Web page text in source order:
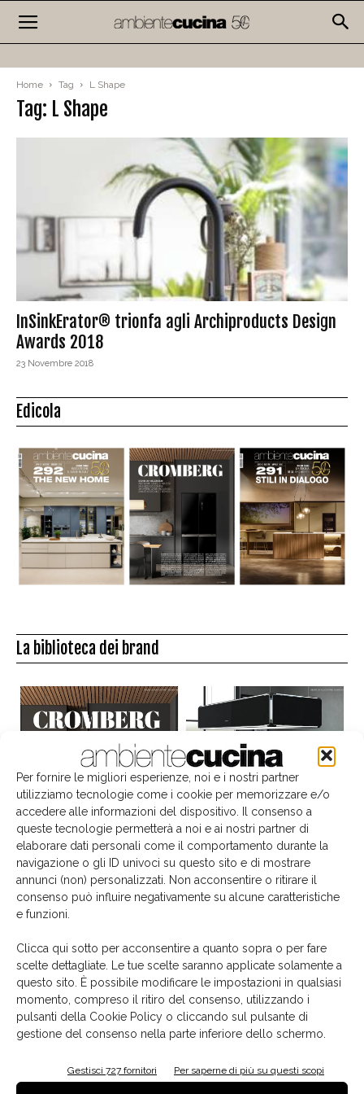
Per fornire le migliori esperienze, noi e i nostri partner
utilizziamo tecnologie come i cookie per memorizzare e/o
accedere alle informazioni del dispositivo. Il consenso a
queste tecnologie permetterà a noi e ai nostri partner di
elaborare dati personali come il comportamento durante la
navigazione o gli ID univoci su questo sito e di mostrare
annunci (non) personalizzati. Non acconsentire o ritirare il
consenso può influire negativamente su alcune caratteristiche
e funzioni.
Clicca qui sotto per acconsentire a quanto sopra o per fare
scelte dettagliate. Le tue scelte saranno applicate solamente a
questo sito. È possibile modificare le impostazioni in qualsiasi
momento, compreso il ritiro del consenso, utilizzando i
pulsanti della Cookie Policy o cliccando sul pulsante di
gestione del consenso nella parte inferiore dello schermo.
Gestisci 727 fornitori Per saperne di più su questi scopi
Home Tag L Shape
Tag: L Shape
InSinkErator® trionfa agli Archiproducts Design
Awards 2018
23 Novembre 2018
Edicola
La biblioteca dei brand
Il libro del mese